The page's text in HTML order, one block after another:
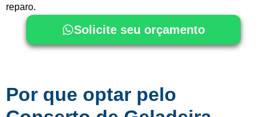
reparo.
Solicite seu orçamento
Por que optar pelo